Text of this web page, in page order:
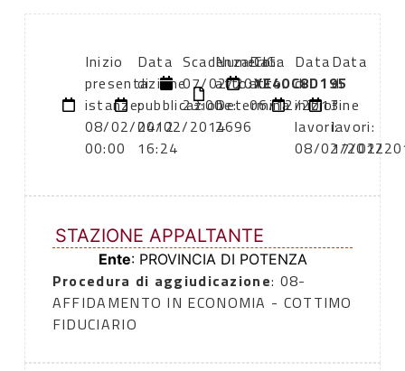
Inizio
presentazione
istanze:
08/02/2012
00:00
Data
di
pubblicazione:
04/02/2014
16:24
Scadenza:
07/02/2012
23:00
Numero
atto:
Determina
2696
Data
atto:
06/12/2013
CIG:
XE40C8D195
Data
di
inizio
lavori:
08/02/2012
Data
di
fine
lavori:
17/02/
STAZIONE APPALTANTE
Ente: PROVINCIA DI POTENZA
Procedura di aggiudicazione: 08-
AFFIDAMENTO IN ECONOMIA - COTTIMO
FIDUCIARIO